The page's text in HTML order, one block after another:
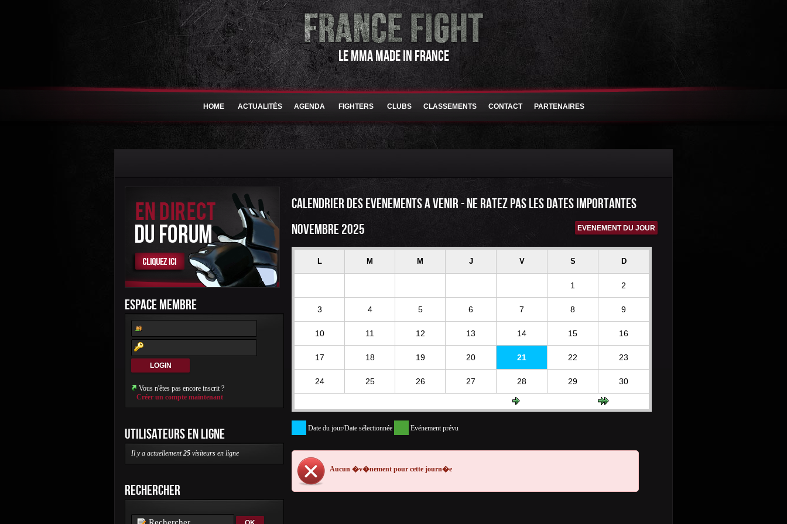
LE MMA MADE IN FRANCE
HOME ACTUALITÉS AGENDA FIGHTERS CLUBS CLASSEMENTS CONTACT PARTENAIRES
ESPACE MEMBRE
Vous n'êtes pas encore inscrit ?
Créer un compte maintenant
UTILISATEURS EN LIGNE
Il y a actuellement25 visiteurs en ligne
RECHERCHER
CALENDRIER DES EVENEMENTS A VENIR - NE RATEZ PAS LES DATES IMPORTANTES
EVENEMENT DU JOUR
NOVEMBRE 2025
L M M J V S D
1 2
3 4 5 6 7 8 9
10 11 12 13 14 15 16
17 18 19 20 21 22 23
24 25 26 27 28 29 30
Date du jour/Date sélectionnée Evénement prévu
Aucun �v�nement pour cette journ�e